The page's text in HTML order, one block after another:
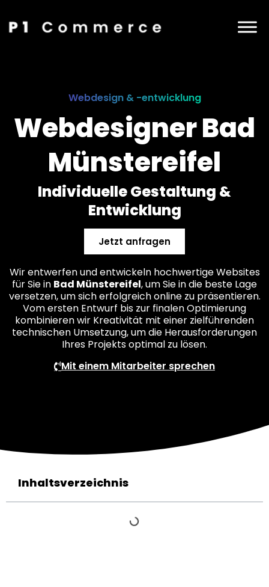
Webdesign & -entwicklung
Webdesigner Bad
Münstereifel
Individuelle Gestaltung &
Entwicklung
Jetzt anfragen
Wir entwerfen und entwickeln hochwertige Websites
für Sie in Bad Münstereifel, um Sie in die beste Lage
versetzen, um sich erfolgreich online zu präsentieren.
Vom ersten Entwurf bis zur finalen Optimierung
kombinieren wir Kreativität mit einer zielführenden
technischen Umsetzung, um die Herausforderungen
Ihres Projekts optimal zu lösen.
Mit einem Mitarbeiter sprechen
Inhaltsverzeichnis